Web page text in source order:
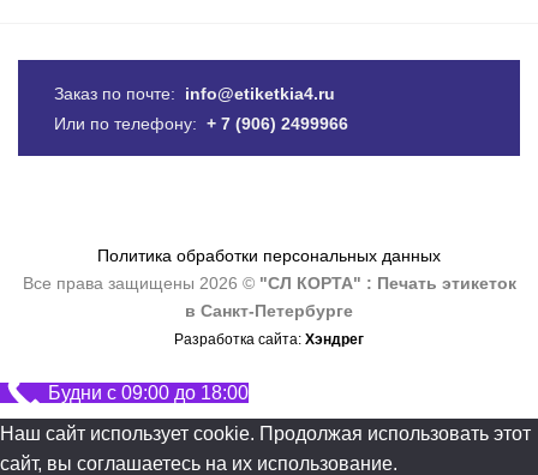
Заказ по почте: info@etiketkia4.ru
Или по телефону: + 7 (906) 2499966
Политика обработки персональных данных
Все права защищены 2026 © "СЛ КОРТА" : Печать этикеток
в Санкт-Петербурге
Разработка сайта: Хэндрег
Будни с 09:00 до 18:00
Наш сайт использует cookie. Продолжая использовать этот
сайт, вы соглашаетесь на их использование.